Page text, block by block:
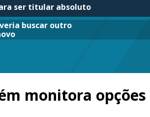
ser titular absoluto
buscar outro
monitora